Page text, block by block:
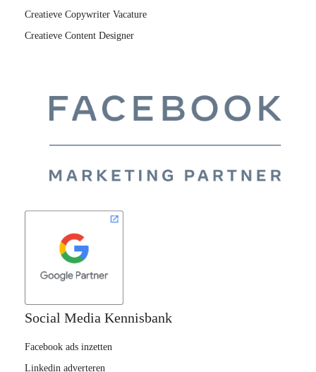
Creatieve Copywriter Vacature
Creatieve Content Designer
Social Media Kennisbank
Facebook ads inzetten
Linkedin adverteren